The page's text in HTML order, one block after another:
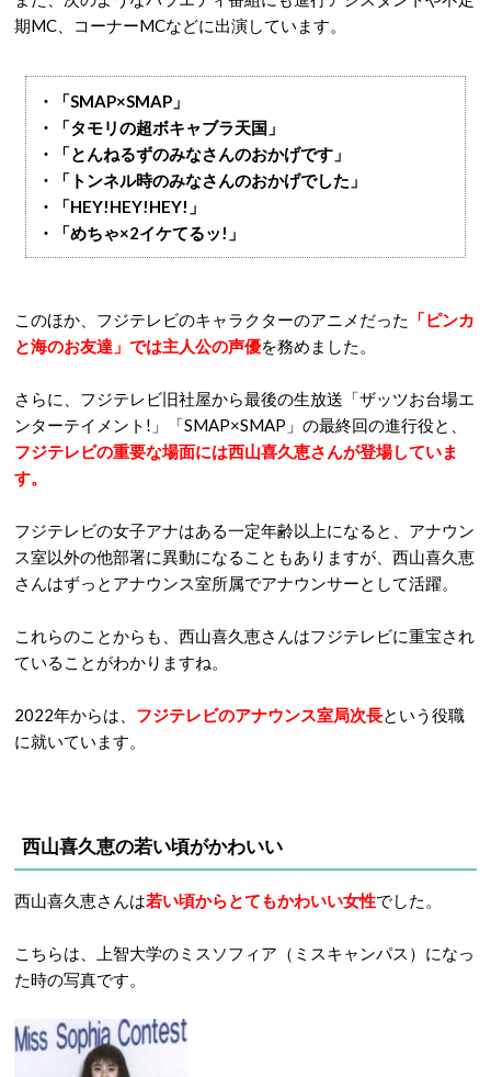
期MC、コーナーMCなどに出演しています。
・「SMAP×SMAP」
・「タモリの超ボキャブラ天国」
・「とんねるずのみなさんのおかげです」
・「トンネル時のみなさんのおかげでした」
・「HEY!HEY!HEY!」
・「めちゃ×2イケてるッ!」
このほか、フジテレビのキャラクターのアニメだった
「ピンカ
と海のお友達」では主人公の声優を務めました。
さらに、フジテレビ旧社屋から最後の生放送「ザッツお台場エ
ンターテイメント!」「SMAP×SMAP」の最終回の進行役と、
フジテレビの重要な場面には西山喜久恵さんが登場していま
す。
フジテレビの女子アナはある一定年齢以上になると、アナウン
ス室以外の他部署に異動になることもありますが、西山喜久恵
さんはずっとアナウンス室所属でアナウンサーとして活躍。
これらのことからも、西山喜久恵さんはフジテレビに重宝され
ていることがわかりますね。
2022年からは、 フジテレビのアナウンス室局次長という役職
に就いています。
西山喜久恵の若い頃がかわいい
西山喜久恵さんは若い頃からとてもかわいい女性でした。
こちらは、上智大学のミスソフィア（ミスキャンパス）になっ
た時の写真です。